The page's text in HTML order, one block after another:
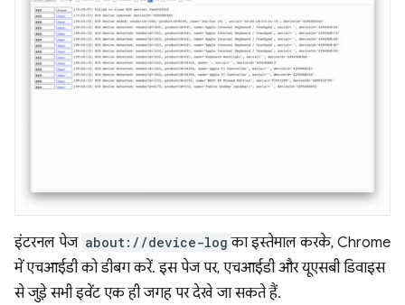
इंटरनल पेज about://device-log का इस्तेमाल करके, Chrome
में एचआईडी को डीबग करें. इस पेज पर, एचआईडी और यूएसबी डिवाइस
से जुड़े सभी इवेंट एक ही जगह पर देखे जा सकते हैं.